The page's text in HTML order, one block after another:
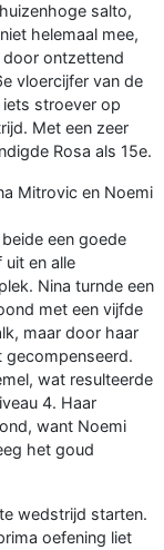
salto,
helemaal mee,
door ontzettend
vloercijfer van de
stroever op
Met een zeer
Rosa als 15e.
Mitrovic en Noemi
een goede
en alle
Nina turnde een
met een vijfde
maar door haar
gecompenseerd.
wat resulteerde
4. Haar
want Noemi
het goud
wedstrijd starten.
oefening liet